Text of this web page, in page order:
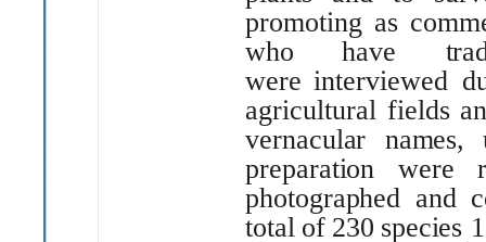
promoting as
who have
wereinterviewed
agricultural fields
vernacular names,
preparation
were
photographed and
total of 230 species